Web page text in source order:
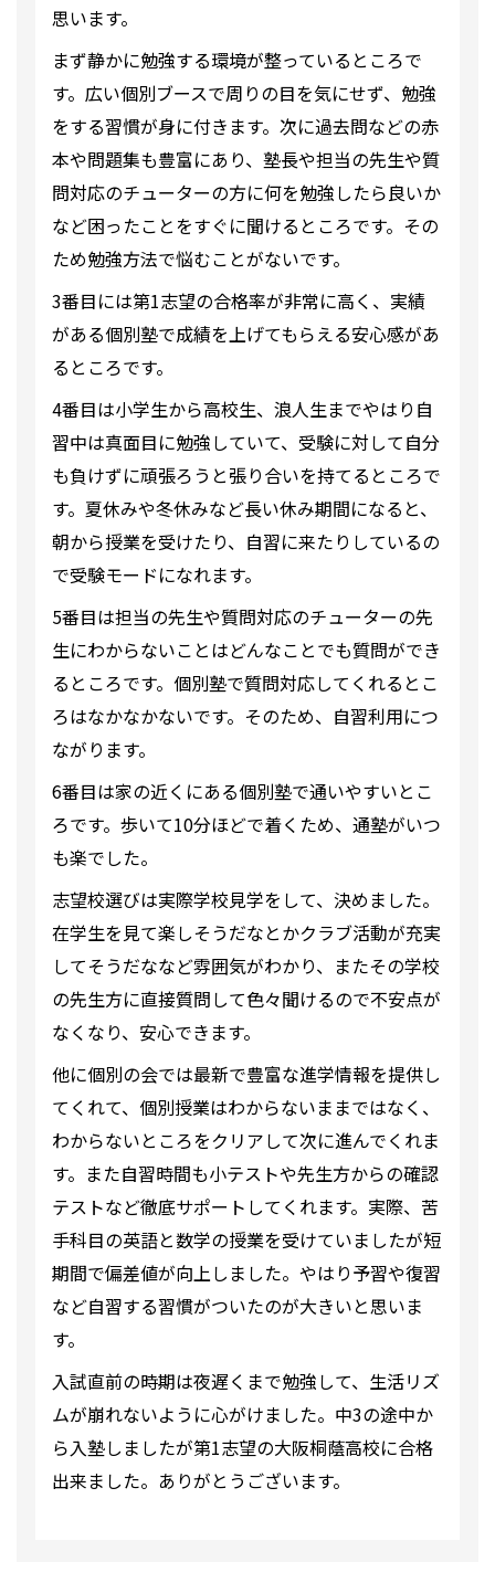
思います。
まず静かに勉強する環境が整っているところで
す。広い個別ブースで周りの目を気にせず、勉強
をする習慣が身に付きます。次に過去問などの赤
本や問題集も豊富にあり、塾長や担当の先生や質
問対応のチューターの方に何を勉強したら良いか
など困ったことをすぐに聞けるところです。その
ため勉強方法で悩むことがないです。
3番目には第1志望の合格率が非常に高く、実績
がある個別塾で成績を上げてもらえる安心感があ
るところです。
4番目は小学生から高校生、浪人生までやはり自
習中は真面目に勉強していて、受験に対して自分
も負けずに頑張ろうと張り合いを持てるところで
す。夏休みや冬休みなど長い休み期間になると、
朝から授業を受けたり、自習に来たりしているの
で受験モードになれます。
5番目は担当の先生や質問対応のチューターの先
生にわからないことはどんなことでも質問ができ
るところです。個別塾で質問対応してくれるとこ
ろはなかなかないです。そのため、自習利用につ
ながります。
6番目は家の近くにある個別塾で通いやすいとこ
ろです。歩いて10分ほどで着くため、通塾がいつ
も楽でした。
志望校選びは実際学校見学をして、決めました。
在学生を見て楽しそうだなとかクラブ活動が充実
してそうだななど雰囲気がわかり、またその学校
の先生方に直接質問して色々聞けるので不安点が
なくなり、安心できます。
他に個別の会では最新で豊富な進学情報を提供し
てくれて、個別授業はわからないままではなく、
わからないところをクリアして次に進んでくれま
す。また自習時間も小テストや先生方からの確認
テストなど徹底サポートしてくれます。実際、苦
手科目の英語と数学の授業を受けていましたが短
期間で偏差値が向上しました。やはり予習や復習
など自習する習慣がついたのが大きいと思いま
す。
入試直前の時期は夜遅くまで勉強して、生活リズ
ムが崩れないように心がけました。中3の途中か
ら入塾しましたが第1志望の大阪桐蔭高校に合格
出来ました。ありがとうございます。